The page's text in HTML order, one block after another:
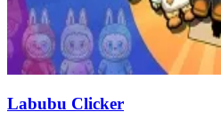
Labubu Clicker